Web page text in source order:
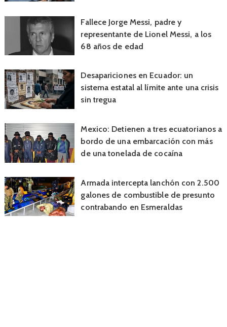
Fallece Jorge Messi, padre y
representante de Lionel Messi, a los
68 años de edad
Desapariciones en Ecuador: un
sistema estatal al límite ante una crisis
sin tregua
Mexico: Detienen a tres ecuatorianos a
bordo de una embarcación con más
de una tonelada de cocaína
Armada intercepta lanchón con 2.500
galones de combustible de presunto
contrabando en Esmeraldas